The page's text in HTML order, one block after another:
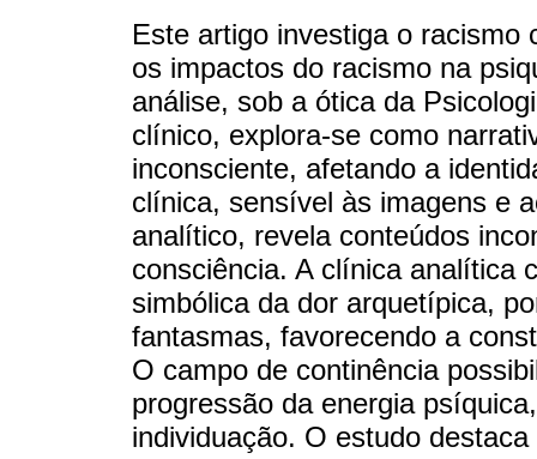
Este artigo investiga o racismo
os impactos do racismo na
análise, sob a ótica da
clínico, explora-se como
inconsciente, afetando a
clínica, sensível às imagens e
analítico, revela conteúdos
consciência. A clínica analítica
simbólica da dor arquetípica,
fantasmas, favorecendo a
O campo de continência
progressão da energia
individuação. O estudo